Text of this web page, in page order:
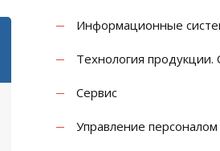
Информационные
Технология
Сервис
Управление персоналом